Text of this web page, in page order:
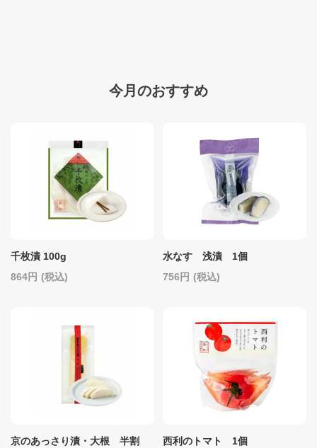
今月のおすすめ
千枚漬 100g
864
(税込)
水なす 浅漬 1個
756
(税込)
京のあっさり漬・大根 半割
西利のトマト 1個